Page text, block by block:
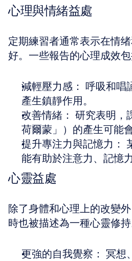
心理與情緒益處
定期練習者通常表示在情
好。一些報告的心理成效包
減輕壓力感： 呼吸和唱
產生鎮靜作用。
改善情緒： 研究表明，
荷爾蒙」）的產生可能
提升專注力與記憶力：
能有助於注意力、記憶
心靈益處
除了身體和心理上的改變
時也被描述為一種心靈修
更強的自我覺察： 冥想